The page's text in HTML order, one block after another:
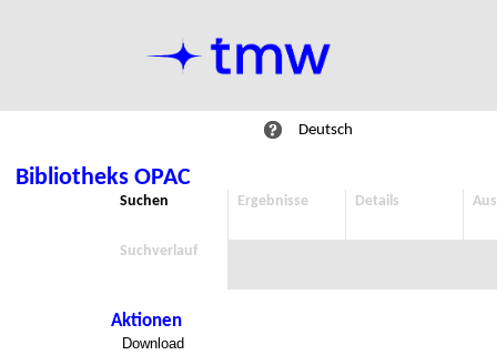
Bibliotheks OPAC
Deutsch
Suchen Ergebnisse Details
Suchverlauf
Aktionen
Download